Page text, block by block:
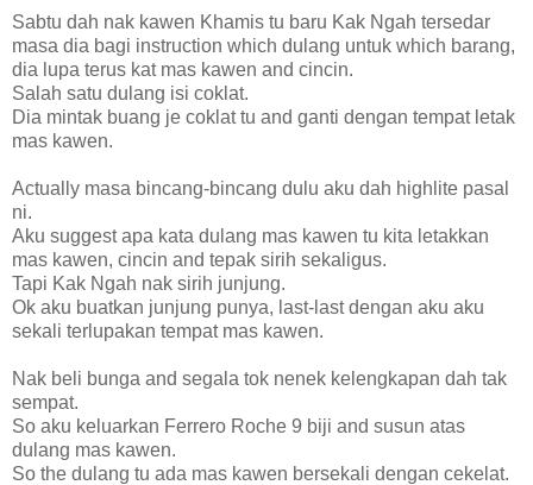
Sabtu dah nak kawen Khamis tu baru Kak Ngah tersedar
masa dia bagi instruction which dulang untuk which barang,
dia lupa terus kat mas kawen and cincin.
Salah satu dulang isi coklat.
Dia mintak buang je coklat tu and ganti dengan tempat letak
mas kawen.
Actually masa bincang-bincang dulu aku dah highlite pasal
ni.
Aku suggest apa kata dulang mas kawen tu kita letakkan
mas kawen, cincin and tepak sirih sekaligus.
Tapi Kak Ngah nak sirih junjung.
Ok aku buatkan junjung punya, last-last dengan aku aku
sekali terlupakan tempat mas kawen.
Nak beli bunga and segala tok nenek kelengkapan dah tak
sempat.
So aku keluarkan Ferrero Roche 9 biji and susun atas
dulang mas kawen.
So the dulang tu ada mas kawen bersekali dengan cekelat.